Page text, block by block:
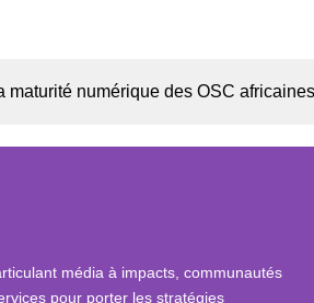
numérique des OSC africaines
média à impacts, communautés
pour porter les stratégies